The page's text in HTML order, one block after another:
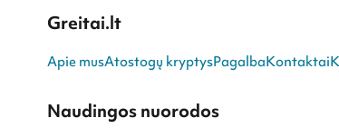
Greitai.lt
Apie musAtostogų kryptysPagalbaKontaktai
Naudingos nuorodos